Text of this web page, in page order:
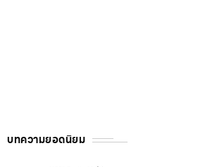
บทความยอดนิยม